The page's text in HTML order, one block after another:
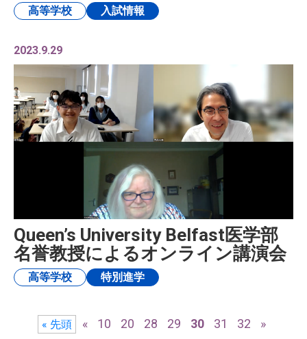
高等学校 入試情報
2023.9.29
Queen’s University Belfast医学部
名誉教授によるオンライン講演会
高等学校 特別進学
« 先頭 « 10 20 28 29 30 31 32 »